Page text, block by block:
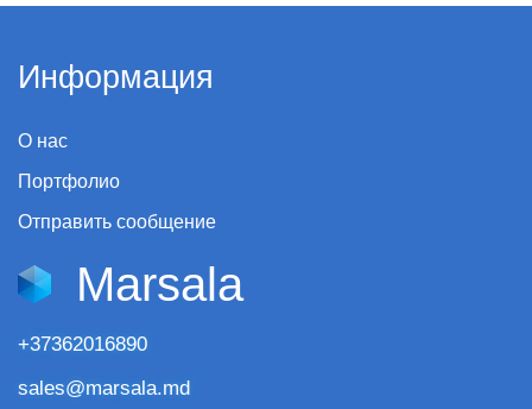
Информация
О нас
Портфолио
Отправить сообщение
Marsala
+37362016890
sales@marsala.md